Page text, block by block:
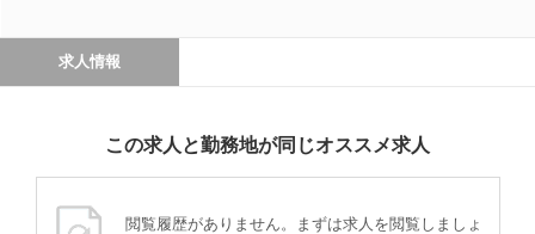
求人情報
この求人と勤務地が同じオススメ求人
閲覧履歴がありません。まずは求人を閲覧しましょ